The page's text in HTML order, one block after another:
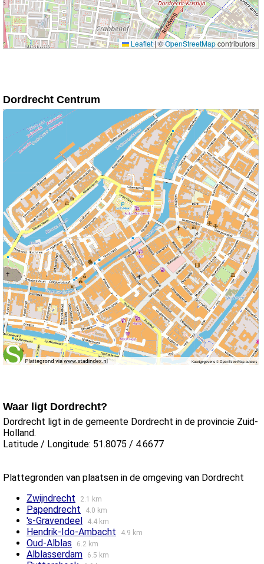
Leaflet|©OpenStreetMapcontributors
Dordrecht Centrum
Waar ligt Dordrecht?
Dordrecht ligt in de gemeente Dordrecht in de provincie Zuid-
Holland.
Latitude / Longitude: 51.8075 / 4.6677
Plattegronden van plaatsen in de omgeving van Dordrecht
Zwijndrecht
2.1 km
Papendrecht 4.0 km
's-Gravendeel 4.4 km
Hendrik-Ido-Ambacht 4.9 km
Oud-Alblas 6.2 km
Alblasserdam 6.5 km